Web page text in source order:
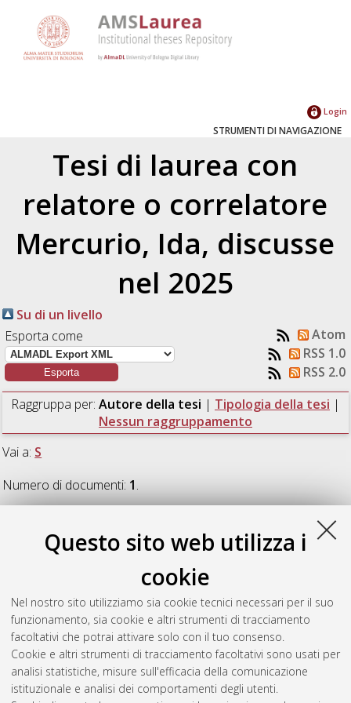
Questo sito web utilizza i
cookie
Nel nostro sito utilizziamo sia cookie tecnici necessari per il suo
funzionamento, sia cookie e altri strumenti di tracciamento
facoltativi che potrai attivare solo con il tuo consenso.
Cookie e altri strumenti di tracciamento facoltativi sono usati per
analisi statistiche, misure sull'efficacia della comunicazione
istituzionale e analisi dei comportamenti degli utenti.
Login
STRUMENTI DI NAVIGAZIONE
Tesi di laurea con
relatore o correlatore
Mercurio, Ida, discusse
nel 2025
Su di un livello
Esporta come
Atom
RSS 1.0
RSS 2.0
Raggruppa per: Autore della tesi | Tipologia della tesi |
Nessun raggruppamento
Vai a: S
Numero di documenti: 1.
Performance fermentative di batteri
plant-based.[Laurea magistrale], Università di Bologna, Corso
di Studio inScienze e tecnologie alimentari [LM-DM270] -
Cesena
Questa lista e' stata generata ilSun Aug 9 11:52:37 2026